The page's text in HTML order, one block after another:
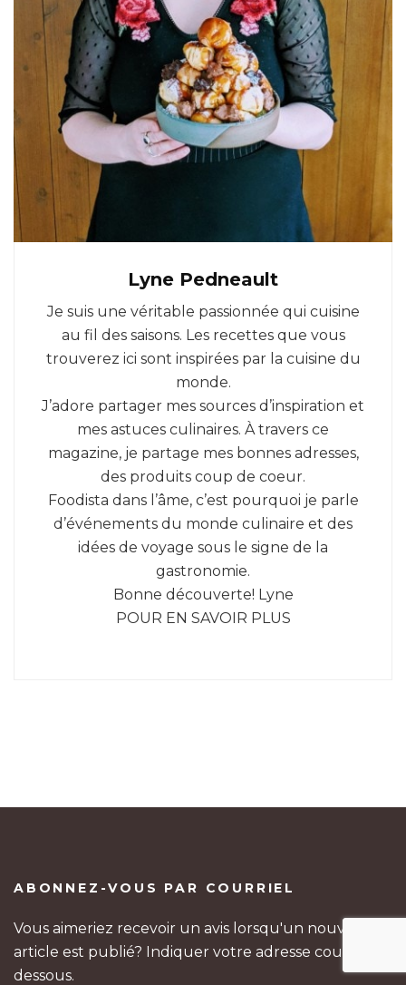
Lyne Pedneault
Je suis une véritable passionnée qui cuisine
au fil des saisons. Les recettes que vous
trouverez ici sont inspirées par la cuisine du
monde.
J’adore partager mes sources d’inspiration et
mes astuces culinaires. À travers ce
magazine, je partage mes bonnes adresses,
des produits coup de coeur.
Foodista dans l’âme, c’est pourquoi je parle
d’événements du monde culinaire et des
idées de voyage sous le signe de la
gastronomie.
Bonne découverte! Lyne
POUR EN SAVOIR PLUS
ABONNEZ-VOUS PAR COURRIEL
Vous aimeriez recevoir un avis lorsqu'un nouvel
article est publié? Indiquer votre adresse courriel ci-
dessous.